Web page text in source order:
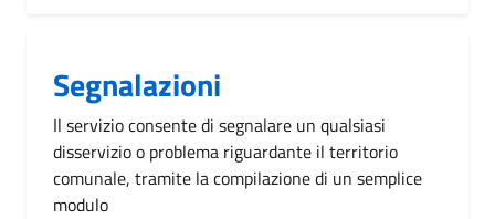
Segnalazioni
Il servizio consente di segnalare un qualsiasi
disservizio o problema riguardante il territorio
comunale, tramite la compilazione di un semplice
modulo